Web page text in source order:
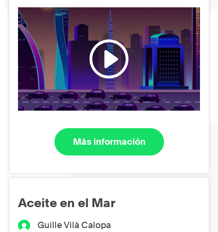
Más información
Aceite en el Mar
Guille Vilà Calopa